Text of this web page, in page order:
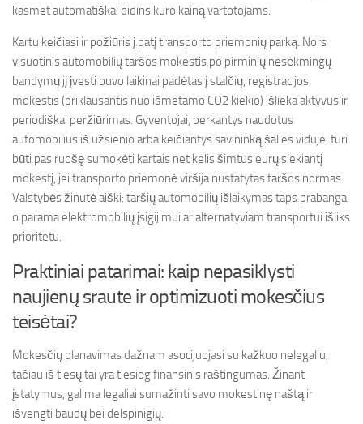
kasmet automatiškai didins kuro kainą vartotojams.
Kartu keičiasi ir požiūris į patį transporto priemonių parką. Nors
visuotinis automobilių taršos mokestis po pirminių nesėkmingų
bandymų jį įvesti buvo laikinai padėtas į stalčių, registracijos
mokestis (priklausantis nuo išmetamo CO2 kiekio) išlieka aktyvus ir
periodiškai peržiūrimas. Gyventojai, perkantys naudotus
automobilius iš užsienio arba keičiantys savininką šalies viduje, turi
būti pasiruošę sumokėti kartais net kelis šimtus eurų siekiantį
mokestį, jei transporto priemonė viršija nustatytas taršos normas.
Valstybės žinutė aiški: taršių automobilių išlaikymas taps prabanga,
o parama elektromobilių įsigijimui ar alternatyviam transportui išliks
prioritetu.
Praktiniai patarimai: kaip nepasiklysti
naujienų sraute ir optimizuoti mokesčius
teisėtai?
Mokesčių planavimas dažnam asocijuojasi su kažkuo nelegaliu,
tačiau iš tiesų tai yra tiesiog finansinis raštingumas. Žinant
įstatymus, galima legaliai sumažinti savo mokestinę naštą ir
išvengti baudų bei delspinigių.